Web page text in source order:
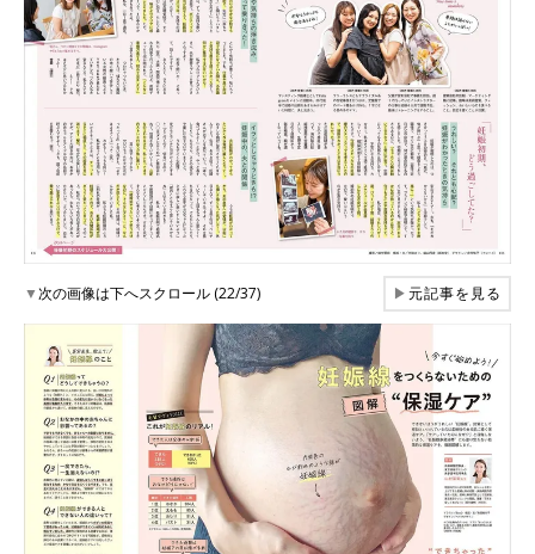
▼次の画像は下へスクロール (22/37) ▶元記事を見る